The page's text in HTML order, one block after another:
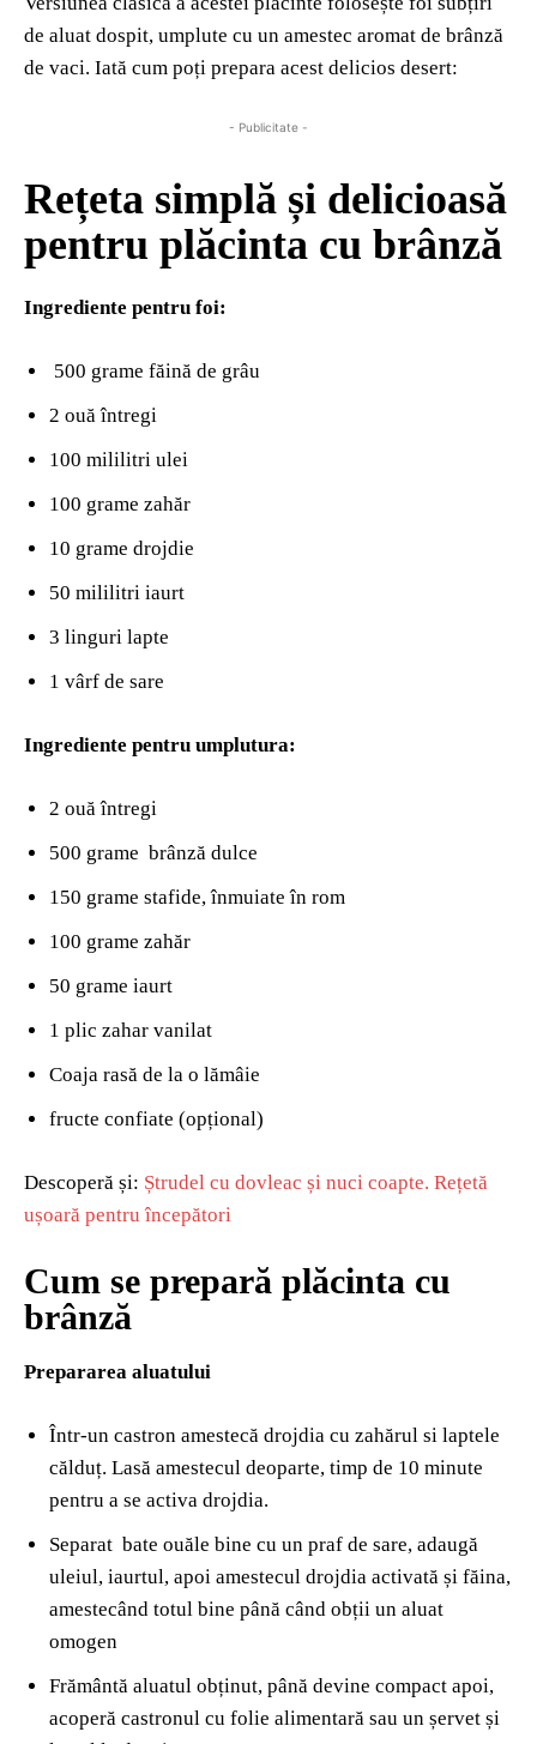
de aluat dospit, umplute cu un amestec aromat de brânză
de vaci. Iată cum poți prepara acest delicios desert:
- Publicitate -
Rețeta simplă și delicioasă
pentru plăcinta cu brânză
Ingrediente pentru foi:
500 grame făină de grâu
2 ouă întregi
100 mililitri ulei
100 grame zahăr
10 grame drojdie
50 mililitri iaurt
3 linguri lapte
1 vârf de sare
Ingrediente pentru umplutura:
2 ouă întregi
500 grame brânză dulce
150 grame stafide, înmuiate în rom
100 grame zahăr
50 grame iaurt
1 plic zahar vanilat
Coaja rasă de la o lămâie
fructe confiate (opțional)
Descoperă și: Ștrudel cu dovleac și nuci coapte. Rețetă
ușoară pentru începători
Cum se prepară plăcinta cu
brânză
Prepararea aluatului
Într-un castron amestecă drojdia cu zahărul si laptele
călduț. Lasă amestecul deoparte, timp de 10 minute
pentru a se activa drojdia.
Separat bate ouăle bine cu un praf de sare, adaugă
uleiul, iaurtul, apoi amestecul drojdia activată și făina,
amestecând totul bine până când obții un aluat
omogen
Frământă aluatul obținut, până devine compact apoi,
acoperă castronul cu folie alimentară sau un șervet și